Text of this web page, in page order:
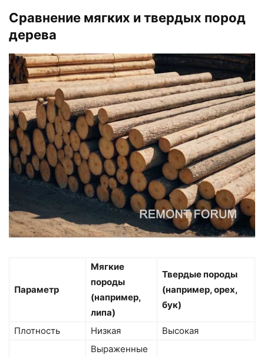
Сравнение мягких и твердых пород
дерева
Параметр
Мягкие
породы
(например,
липа)
Твердые породы
(например, орех,
бук)
Плотность Низкая Высокая
Выраженные